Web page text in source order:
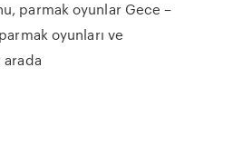
parmak oyunlar Gece –
oyunları ve